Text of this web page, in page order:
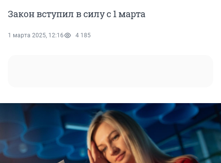
Закон вступил в силу с 1 марта
1 марта 2025, 12:16 4 185